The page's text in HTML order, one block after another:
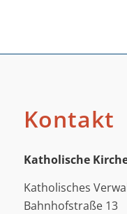
Kontakt
Katholische
Katholisches
Bahnhofstraße 13